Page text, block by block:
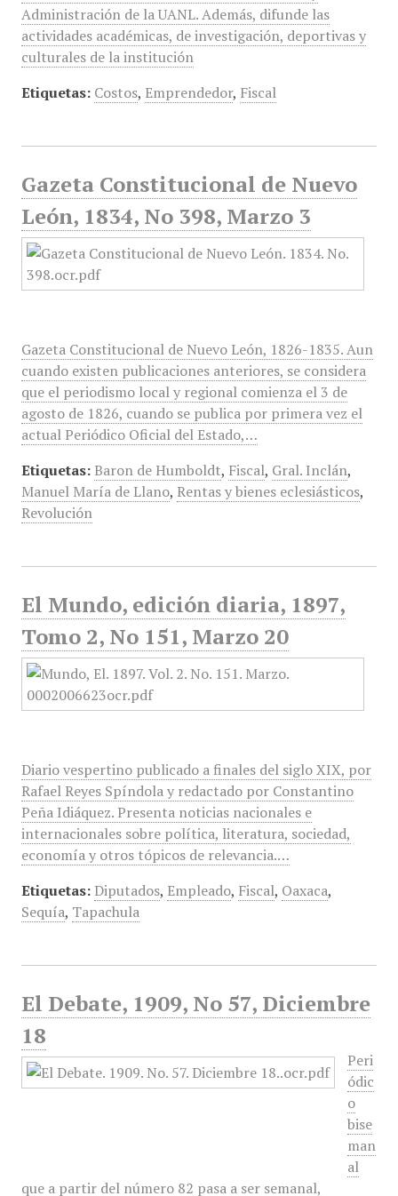
Administración de la UANL. Además, difunde las
actividades académicas, de investigación, deportivas y
culturales de la institución
Etiquetas: Costos, Emprendedor, Fiscal
Gazeta Constitucional de Nuevo
León, 1834, No 398, Marzo 3
Gazeta Constitucional de Nuevo León, 1826-1835. Aun
cuando existen publicaciones anteriores, se considera
que el periodismo local y regional comienza el 3 de
agosto de 1826, cuando se publica por primera vez el
actual Periódico Oficial del Estado,…
Etiquetas: Baron de Humboldt, Fiscal, Gral. Inclán,
Manuel María de Llano, Rentas y bienes eclesiásticos,
Revolución
El Mundo, edición diaria, 1897,
Tomo 2, No 151, Marzo 20
Diario vespertino publicado a finales del siglo XIX, por
Rafael Reyes Spíndola y redactado por Constantino
Peña Idiáquez. Presenta noticias nacionales e
internacionales sobre política, literatura, sociedad,
economía y otros tópicos de relevancia.…
Etiquetas: Diputados, Empleado, Fiscal, Oaxaca,
Sequía, Tapachula
El Debate, 1909, No 57, Diciembre
18
Peri
ódic
o
bise
man
al
que a partir del número 82 pasa a ser semanal,